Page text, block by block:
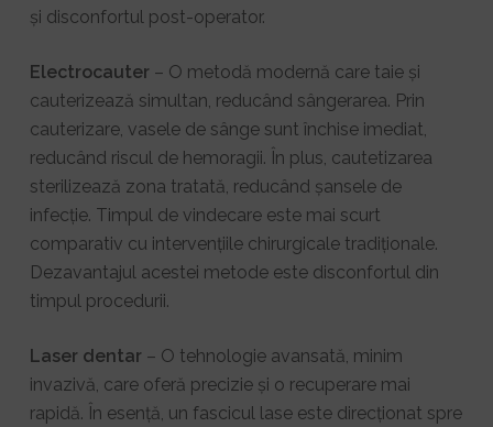
și disconfortul post-operator.
Electrocauter – O metodă modernă care taie și
cauterizează simultan, reducând sângerarea. Prin
cauterizare, vasele de sânge sunt închise imediat,
reducând riscul de hemoragii. În plus, cautetizarea
sterilizează zona tratată, reducând șansele de
infecție. Timpul de vindecare este mai scurt
comparativ cu intervențiile chirurgicale tradiționale.
Dezavantajul acestei metode este disconfortul din
timpul procedurii.
Laser dentar – O tehnologie avansată, minim
invazivă, care oferă precizie și o recuperare mai
rapidă. În esență, un fascicul lase este direcționat spre